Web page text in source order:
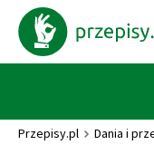
Przepisy.pl Dania i